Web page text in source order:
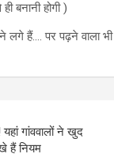
बनानी होगी )
हैं…. पर पढ़ने वाला भी
गांववालों ने खुद
हैं नियम